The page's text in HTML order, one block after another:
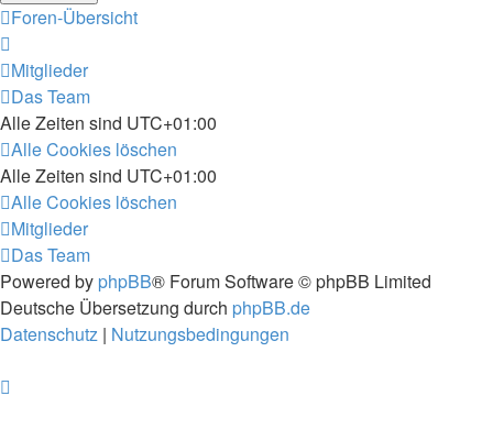
Foren-Übersicht
Mitglieder
Das Team
Alle Zeiten sind UTC+01:00
Alle Cookies löschen
Alle Zeiten sind UTC+01:00
Alle Cookies löschen
Mitglieder
Das Team
Powered by phpBB® Forum Software © phpBB Limited
Deutsche Übersetzung durch phpBB.de
Datenschutz | Nutzungsbedingungen